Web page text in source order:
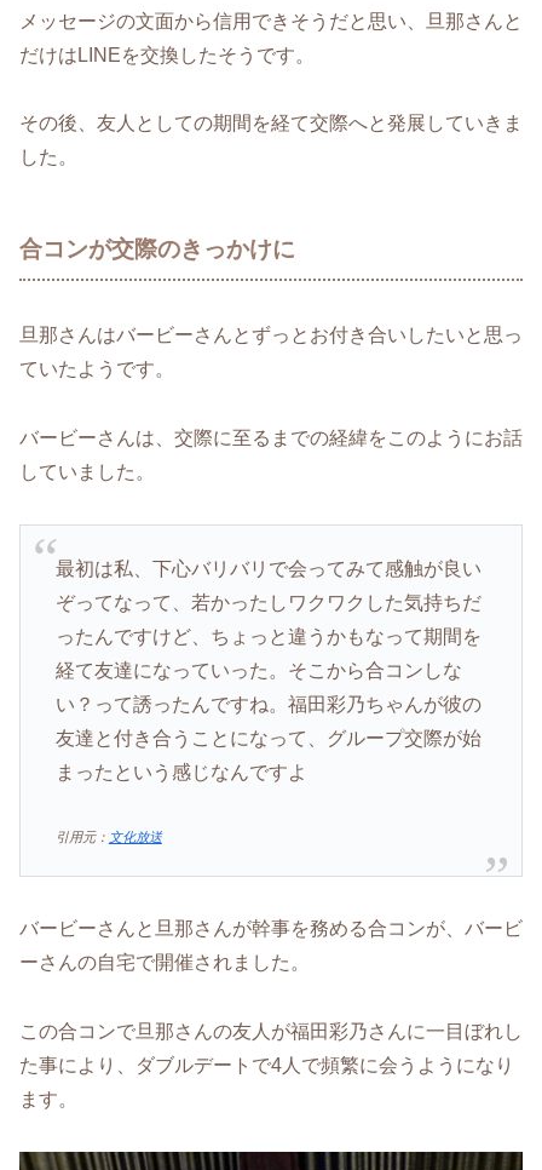
メッセージの文面から信用できそうだと思い、旦那さんと
だけはLINEを交換したそうです。
その後、友人としての期間を経て交際へと発展していきま
した。
合コンが交際のきっかけに
旦那さんはバービーさんとずっとお付き合いしたいと思っ
ていたようです。
バービーさんは、交際に至るまでの経緯をこのようにお話
していました。
最初は私、下心バリバリで会ってみて感触が良い
ぞってなって、若かったしワクワクした気持ちだ
ったんですけど、ちょっと違うかもなって期間を
経て友達になっていった。そこから合コンしな
い？って誘ったんですね。福田彩乃ちゃんが彼の
友達と付き合うことになって、グループ交際が始
まったという感じなんですよ
引用元： 文化放送
バービーさんと旦那さんが幹事を務める合コンが、バービ
ーさんの自宅で開催されました。
この合コンで旦那さんの友人が福田彩乃さんに一目ぼれし
た事により、ダブルデートで4人で頻繁に会うようになり
ます。